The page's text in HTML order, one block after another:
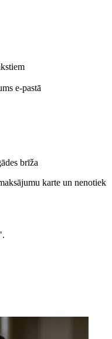
e-pastā
brīža
karte un nenotiek